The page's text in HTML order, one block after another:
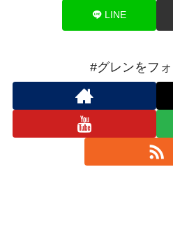
LINE
#グレンをフ